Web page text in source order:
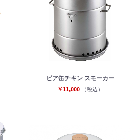
ビア缶チキン スモーカー
￥11,000 （税込）